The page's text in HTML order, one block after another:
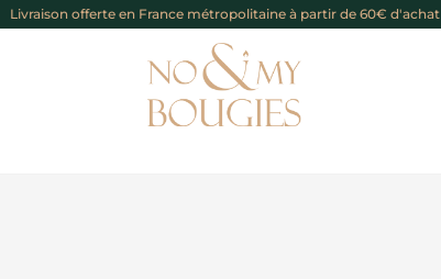
Livraison offerte en France métropolitaine à partir de 60€ d'achat